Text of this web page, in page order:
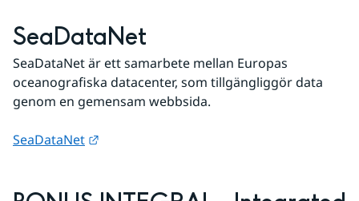
SeaDataNet
SeaDataNet är ett samarbete mellan Europas
oceanografiska datacenter, som tillgängliggör data
genom en gemensam webbsida.
SeaDataNet